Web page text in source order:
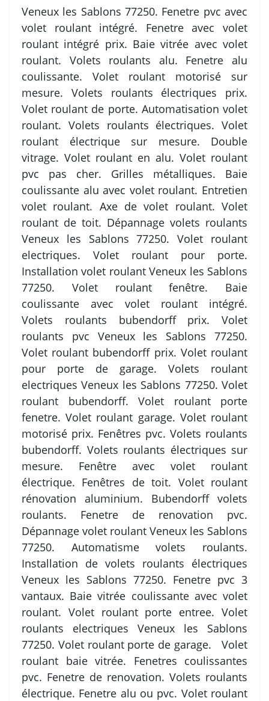
Veneux les Sablons 77250. Fenetre pvc avec
volet roulant intégré. Fenetre avec volet
roulant intégré prix. Baie vitrée avec volet
roulant. Volets roulants alu. Fenetre alu
coulissante. Volet roulant motorisé sur
mesure. Volets roulants électriques prix.
Volet roulant de porte. Automatisation volet
roulant. Volets roulants électriques. Volet
roulant électrique sur mesure. Double
vitrage. Volet roulant en alu. Volet roulant
pvc pas cher. Grilles métalliques. Baie
coulissante alu avec volet roulant. Entretien
volet roulant. Axe de volet roulant. Volet
roulant de toit. Dépannage volets roulants
Veneux les Sablons 77250. Volet roulant
electriques. Volet roulant pour porte.
Installation volet roulant Veneux les Sablons
77250. Volet roulant fenêtre. Baie
coulissante avec volet roulant intégré.
Volets roulants bubendorff prix. Volet
roulants pvc Veneux les Sablons 77250.
Volet roulant bubendorff prix. Volet roulant
pour porte de garage. Volets roulant
electriques Veneux les Sablons 77250. Volet
roulant bubendorff. Volet roulant porte
fenetre. Volet roulant garage. Volet roulant
motorisé prix. Fenêtres pvc. Volets roulants
bubendorff. Volets roulants électriques sur
mesure. Fenêtre avec volet roulant
électrique. Fenêtres de toit. Volet roulant
rénovation aluminium. Bubendorff volets
roulants. Fenetre de renovation pvc.
Dépannage volet roulant Veneux les Sablons
77250. Automatisme volets roulants.
Installation de volets roulants électriques
Veneux les Sablons 77250. Fenetre pvc 3
vantaux. Baie vitrée coulissante avec volet
roulant. Volet roulant porte entree. Volet
roulants electriques Veneux les Sablons
77250. Volet roulant porte de garage. Volet
roulant baie vitrée. Fenetres coulissantes
pvc. Fenetre de renovation. Volets roulants
électrique. Fenetre alu ou pvc. Volet roulant